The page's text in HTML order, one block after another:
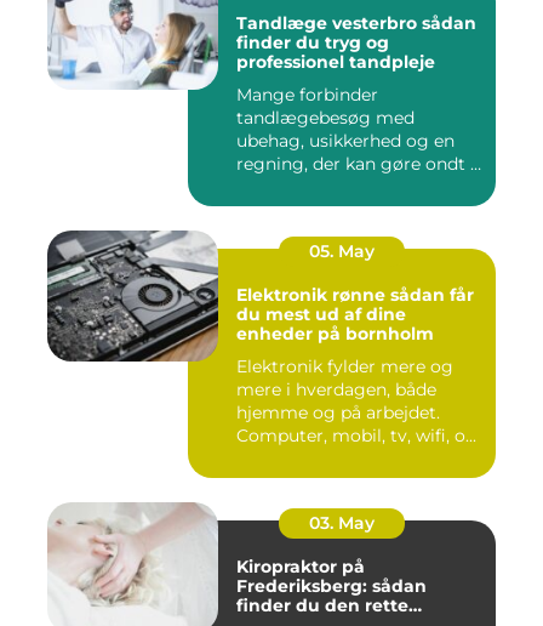
Tandlæge vesterbro sådan
finder du tryg og
professionel tandpleje
Mange forbinder
tandlægebesøg med
ubehag, usikkerhed og en
regning, der kan gøre ondt i
05. May
Elektronik rønne sådan får
du mest ud af dine
enheder på bornholm
Elektronik fylder mere og
mere i hverdagen, både
hjemme og på arbejdet.
Computer, mobil, tv, wifi, o...
03. May
Kiropraktor på
Frederiksberg: sådan
finder du den rette